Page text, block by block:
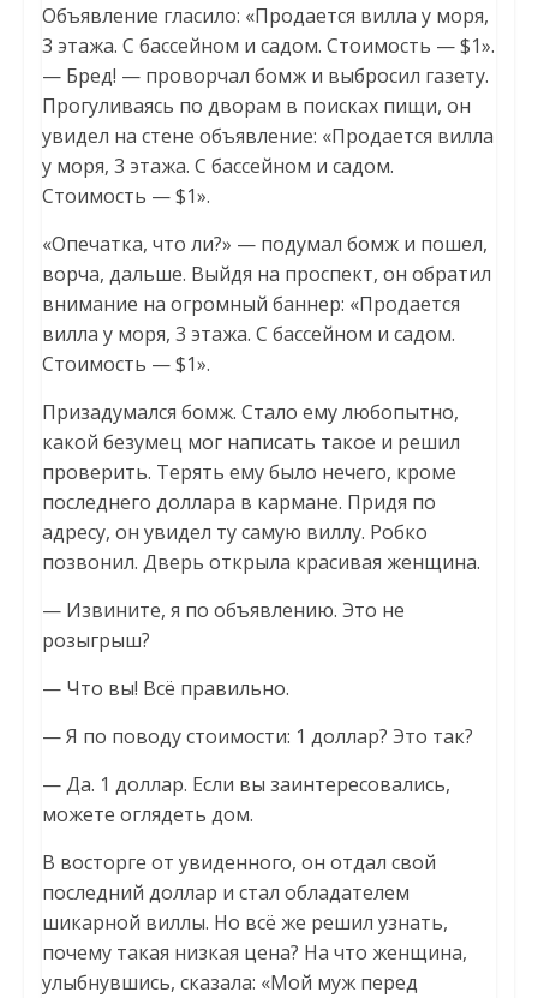
Объявление гласило: «Продается вилла у моря,
3 этажа. С бассейном и садом. Стоимость — $1».
— Бред! — проворчал бомж и выбросил газету.
Прогуливаясь по дворам в поисках пищи, он
увидел на стене объявление: «Продается вилла
у моря, 3 этажа. С бассейном и садом.
Стоимость — $1».
«Опечатка, что ли?» — подумал бомж и пошел,
ворча, дальше. Выйдя на проспект, он обратил
внимание на огромный баннер: «Продается
вилла у моря, 3 этажа. С бассейном и садом.
Стоимость — $1».
Призадумался бомж. Стало ему любопытно,
какой безумец мог написать такое и решил
проверить. Терять ему было нечего, кроме
последнего доллара в кармане. Придя по
адресу, он увидел ту самую виллу. Робко
позвонил. Дверь открыла красивая женщина.
— Извините, я по объявлению. Это не
розыгрыш?
— Что вы! Всё правильно.
— Я по поводу стоимости: 1 доллар? Это так?
— Да. 1 доллар. Если вы заинтересовались,
можете оглядеть дом.
В восторге от увиденного, он отдал свой
последний доллар и стал обладателем
шикарной виллы. Но всё же решил узнать,
почему такая низкая цена? На что женщина,
улыбнувшись, сказала: «Мой муж перед